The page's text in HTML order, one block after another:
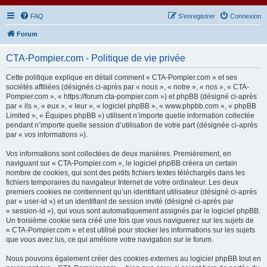
FAQ Connexion
S’enregistrer
Forum
CTA-Pompier.com - Politique de vie privée
Cette politique explique en détail comment « CTA-Pompier.com » et ses
sociétés affiliées (désignés ci-après par « nous », « notre », « nos », « CTA-
Pompier.com », « https://forum.cta-pompier.com ») et phpBB (désigné ci-après
par « ils », « eux », « leur », « logiciel phpBB », « www.phpbb.com », « phpBB
Limited », « Équipes phpBB ») utilisent n’importe quelle information collectée
pendant n’importe quelle session d’utilisation de votre part (désignée ci-après
par « vos informations »).
Vos informations sont collectées de deux manières. Premièrement, en
naviguant sur « CTA-Pompier.com », le logiciel phpBB créera un certain
nombre de cookies, qui sont des petits fichiers textes téléchargés dans les
fichiers temporaires du navigateur Internet de votre ordinateur. Les deux
premiers cookies ne contiennent qu’un identifiant utilisateur (désigné ci-après
par « user-id ») et un identifiant de session invité (désigné ci-après par
« session-id »), qui vous sont automatiquement assignés par le logiciel phpBB.
Un troisième cookie sera créé une fois que vous naviguerez sur les sujets de
« CTA-Pompier.com » et est utilisé pour stocker les informations sur les sujets
que vous avez lus, ce qui améliore votre navigation sur le forum.
Nous pouvons également créer des cookies externes au logiciel phpBB tout en